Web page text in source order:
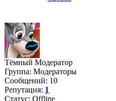
Тёмный Модератор
Группа: Модераторы
Сообщений: 10
Репутация: 1
Статус: Offline